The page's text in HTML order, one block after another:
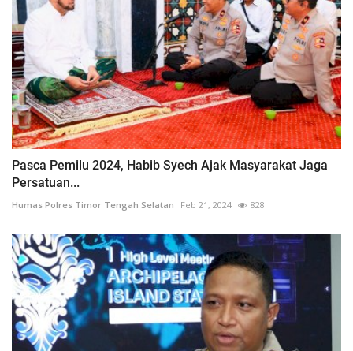
Pasca Pemilu 2024, Habib Syech Ajak Masyarakat Jaga
Persatuan...
Humas Polres Timor Tengah Selatan Feb 21, 2024 828